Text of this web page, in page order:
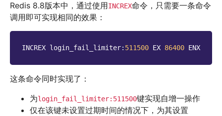
Redis 8.8版本中，通过使用INCREX命令，只需要一条命令
调用即可实现相同的效果：
INCREX login_fail_limiter: 511500 EX 86400 ENX
这条命令同时实现了：
为login_fail_limiter:511500键实现自增一操作
仅在该键未设置过期时间的情况下，为其设置